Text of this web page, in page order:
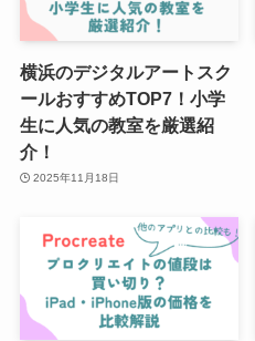
横浜のデジタルアートスク
ールおすすめTOP7！小学
生に人気の教室を厳選紹
介！
2025年11月18日